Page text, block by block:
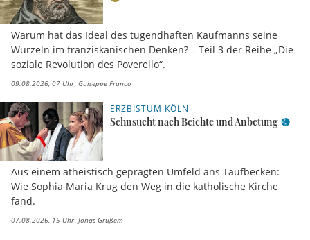
Warum hat das Ideal des tugendhaften Kaufmanns seine
Wurzeln im franziskanischen Denken? – Teil 3 der Reihe „Die
soziale Revolution des Poverello“.
09.08.2026, 07 Uhr Guiseppe Franco
ERZBISTUM KÖLN
Sehnsucht nach Beichte und Anbetung
Aus einem atheistisch geprägten Umfeld ans Taufbecken:
Wie Sophia Maria Krug den Weg in die katholische Kirche
fand.
07.08.2026, 15 Uhr Jonas Grüßem